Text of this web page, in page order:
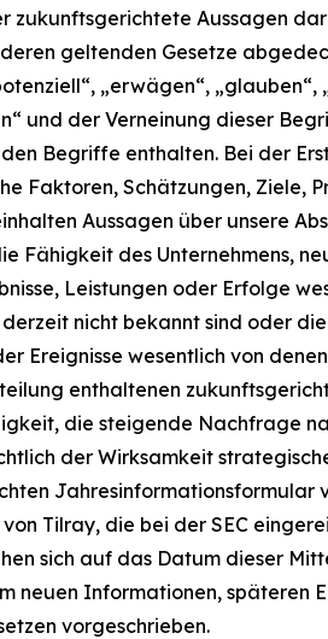
Aussagen
geltenden Gesetze
„erwägen“,
und der Verneinung dieser
Begriffe enthalten. Bei der
Faktoren, Schätzungen, Ziele,
Aussagen über unsere
Fähigkeit des Unternehmens,
Leistungen oder Erfolge
nicht bekannt sind oder
Ereignisse wesentlich von
enthaltenen
die steigende Nachfrage
der Wirksamkeit
Tilray, die bei der SEC
sich auf das Datum dieser
Informationen, späteren
vorgeschrieben.